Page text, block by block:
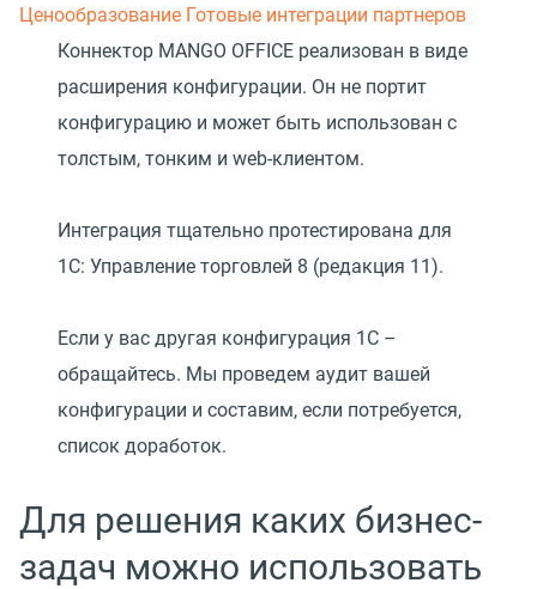
Ценообразование Готовые интеграции партнеров
Коннектор MANGO OFFICE реализован в виде
расширения конфигурации. Он не портит
конфигурацию и может быть использован с
толстым, тонким и web-клиентом.
Интеграция тщательно протестирована для
1С: Управление торговлей 8 (редакция 11).
Если у вас другая конфигурация 1С –
обращайтесь. Мы проведем аудит вашей
конфигурации и составим, если потребуется,
список доработок.
Для решения каких бизнес-
задач можно использовать